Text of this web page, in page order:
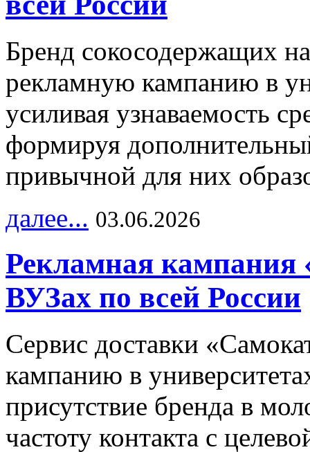
Бренд сокосодержащих
рекламную кампанию в
усиливая узнаваемость
формируя
привычной для них
далее... 03.06.2026
Рекламная кампания
ВУЗах по всей России
Сервис доставки
кампанию в
присутствие бренда в
частоту контакта с